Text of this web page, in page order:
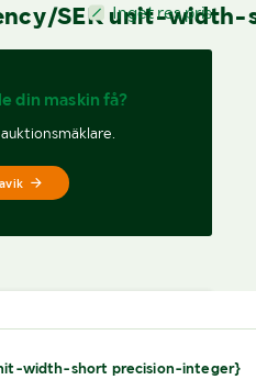
SEK unit-
Inget res.pris
din maskin få?
width-short precision-integer}